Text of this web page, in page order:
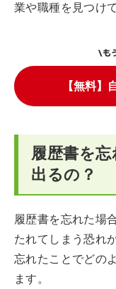
業や職種を見つけ
\も
【無料】
履歴書を
出るの？
履歴書を忘れた場
たれてしまう恐れ
忘れたことでどの
ます。